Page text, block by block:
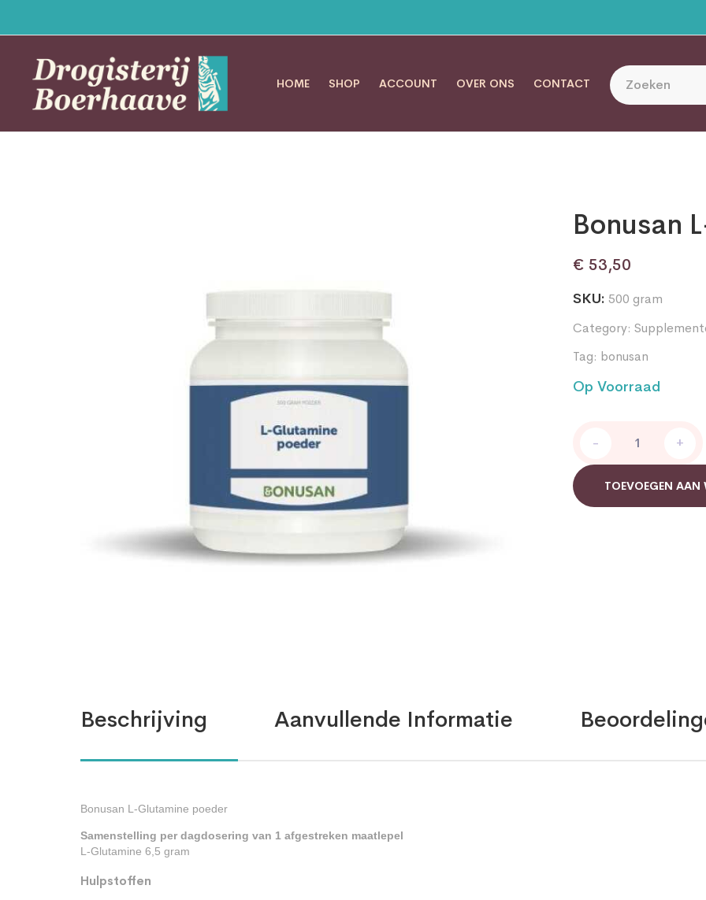
HOME SHOP ACCOUNT OVER ONS CONTACT
Bonusan
€ 53,50
SKU: 500 gram
Category:
Tag: bonusan
Op Voorraad
Glutamine
poeder
quantity
- +
TOEVOEGEN AAN
Beschrijving Aanvullende Informatie
Bonusan L-Glutamine poeder
Samenstelling per dagdosering van 1 afgestreken maatlepel
L-Glutamine 6,5 gram
Hulpstoffen